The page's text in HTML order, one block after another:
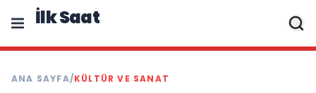
İlk Saat
ANA SAYFA/KÜLTÜR VE SANAT